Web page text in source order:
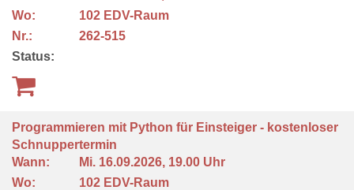
Wo:
102 EDV-Raum
Nr.:
262-515
Status:
Programmieren mit Python für Einsteiger - kostenloser
Schnuppertermin
Wann:
Mi. 16.09.2026, 19.00 Uhr
Wo:
102 EDV-Raum